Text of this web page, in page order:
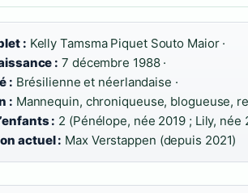
: Kelly Tamsma Piquet Souto Maior ·
: 7 décembre 1988 ·
: Brésilienne et néerlandaise ·
: Mannequin, chroniqueuse, blogueuse,
: 2 (Pénélope, née 2019 ; Lily, née
actuel : Max Verstappen (depuis 2021)